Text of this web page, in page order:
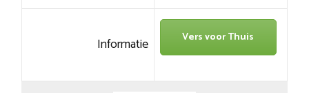
Informatie Vers voor Thuis